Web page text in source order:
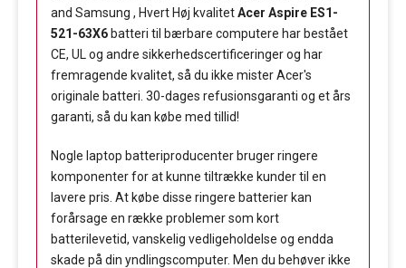
and Samsung , Hvert Høj kvalitetAcer Aspire ES1-
521-63X6 batteri til bærbare computere har bestået
CE, UL og andre sikkerhedscertificeringer og har
fremragende kvalitet, så du ikke mister Acer's
originale batteri. 30-dages refusionsgaranti og et års
garanti, så du kan købe med tillid!
Nogle laptop batteriproducenter bruger ringere
komponenter for at kunne tiltrække kunder til en
lavere pris. At købe disse ringere batterier kan
forårsage en række problemer som kort
batterilevetid, vanskelig vedligeholdelse og endda
skade på din yndlingscomputer. Men du behøver ikke